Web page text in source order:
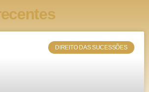
das cláusulas de
inalienabilidade e
DIREITO DAS SUCESSÕES